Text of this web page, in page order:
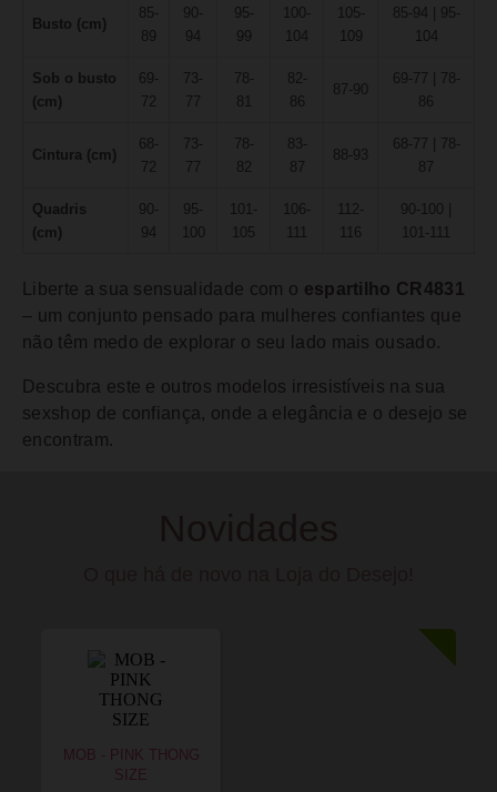
Busto (cm)
85-
89
90-
94
95-
99
100-
104
105-
109
85-94 | 95-
104
Sob o busto
(cm)
69-
72
73-
77
78-
81
82-
86
87-90
69-77 | 78-
86
Cintura (cm)
68-
72
73-
77
78-
82
83-
87
88-93
68-77 | 78-
87
Quadris
(cm)
90-
94
95-
100
101-
105
106-
111
112-
116
90-100 |
101-111
Liberte a sua sensualidade com o espartilho CR4831
– um conjunto pensado para mulheres confiantes que
não têm medo de explorar o seu lado mais ousado.
Descubra este e outros modelos irresistíveis na sua
sexshop de confiança, onde a elegância e o desejo se
encontram.
MOB - PINK THONG
SIZE